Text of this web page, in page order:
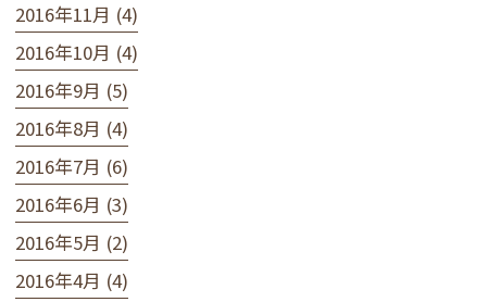
2016年11月 (4)
2016年10月 (4)
2016年9月 (5)
2016年8月 (4)
2016年7月 (6)
2016年6月 (3)
2016年5月 (2)
2016年4月 (4)